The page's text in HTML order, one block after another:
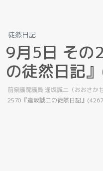
徒然日記
9月5日 その2
の徒然日記』
前衆議院議員 逢坂誠二（おおさか
2570『逢坂誠二の徒然日記』